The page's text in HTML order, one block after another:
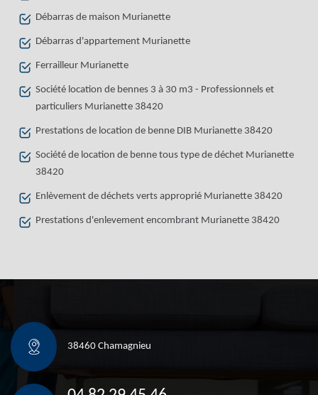
Débarras de maison Murianette
Débarras d'appartement Murianette
Ferrailleur Murianette
Société location de bennes 3 à 30 m3 - Professionnels et
particuliers Murianette 38420
Prestations de location de benne DIB Murianette 38420
Société de location de benne tous type de déchet Murianette
38420
Enlèvement de déchets verts approprié Murianette 38420
Prestations d'enlevement encombrant Murianette 38420
38460 Chamagnieu